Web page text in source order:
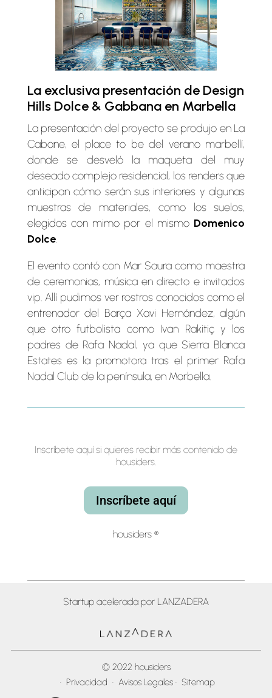
La exclusiva presentación de Design
Hills Dolce & Gabbana en Marbella
La presentación del proyecto se produjo en La
Cabane, el place to be del verano marbellí,
donde se desveló la maqueta del muy
deseado complejo residencial, los renders que
anticipan cómo serán sus interiores y algunas
muestras de materiales, como los suelos,
elegidos con mimo por el mismo Domenico
Dolce.
El evento contó con Mar Saura como maestra
de ceremonias, música en directo e invitados
vip. Allí pudimos ver rostros conocidos como el
entrenador del Barça Xavi Hernández, algún
que otro futbolista como Ivan Rakitiç y los
padres de Rafa Nadal, ya que Sierra Blanca
Estates es la promotora tras el primer Rafa
Nadal Club de la península, en Marbella.
Inscríbete aquí si quieres recibir más contenido de
housiders.
Inscríbete aquí
housiders ®
Startup acelerada por LANZADERA
© 2022 housiders
· Privacidad · Avisos Legales· Sitemap